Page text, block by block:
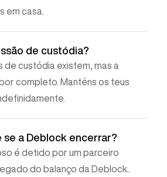
em casa.
de custódia?
de custódia existem, mas a
completo. Manténs os teus
se a Deblock encerrar?
é detido por um parceiro
do balanço da Deblock..